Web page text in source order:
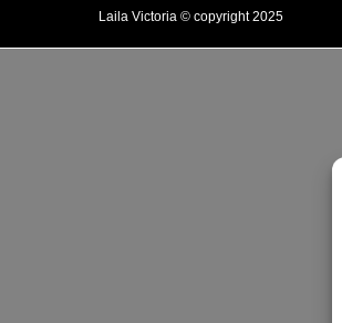
Laila Victoria © copyright 2025